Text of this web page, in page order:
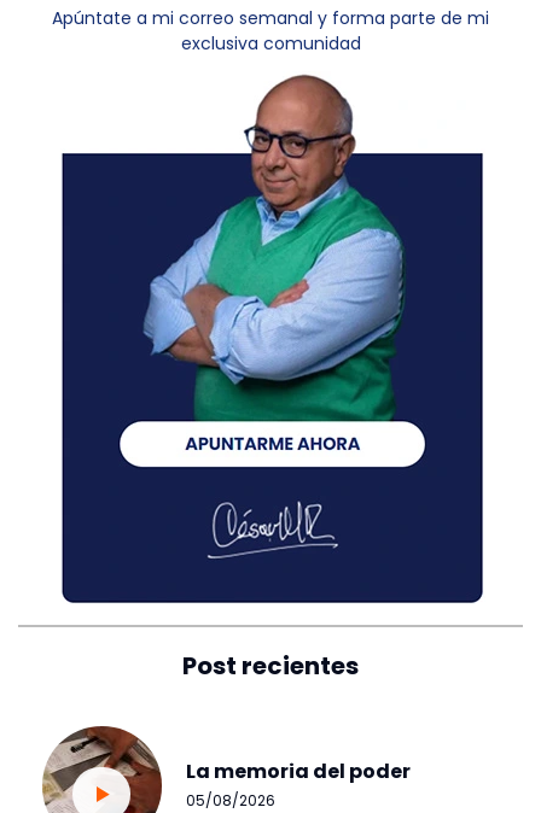
Apúntate a mi correo semanal y forma parte de mi
exclusiva comunidad
Post recientes
La memoria del poder
05/08/2026